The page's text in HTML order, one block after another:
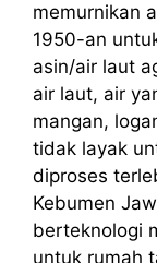
memurnikan
1950-an
asin/air laut
air laut, air
mangan,
tidak layak
diproses
Kebumen
berteknologi
untuk rumah